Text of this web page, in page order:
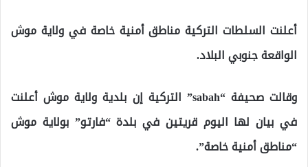
أعلنت السلطات التركية مناطق أمنية خاصة في ولاية موش
الواقعة جنوبي البلاد.
وقالت صحيفة “sabah” التركية إن بلدية ولاية موش أعلنت
في بيان لها اليوم قريتين في بلدة “فارتو” بولاية موش
“مناطق أمنية خاصة”.